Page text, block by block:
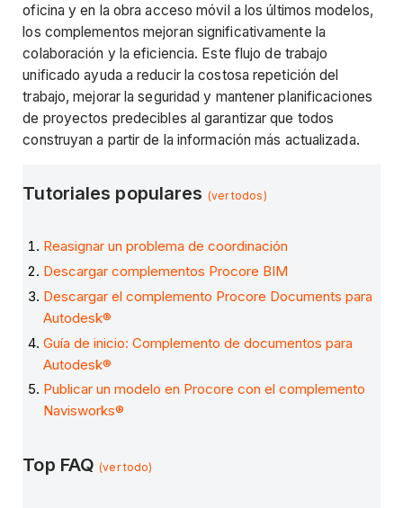
oficina y en la obra acceso móvil a los últimos modelos,
los complementos mejoran significativamente la
colaboración y la eficiencia. Este flujo de trabajo
unificado ayuda a reducir la costosa repetición del
trabajo, mejorar la seguridad y mantener planificaciones
de proyectos predecibles al garantizar que todos
construyan a partir de la información más actualizada.
Tutoriales populares (ver todos)
Reasignar un problema de coordinación
Descargar complementos Procore BIM
Descargar el complemento Procore Documents para
Autodesk®
Guía de inicio: Complemento de documentos para
Autodesk®
Publicar un modelo en Procore con el complemento
Navisworks®
Top FAQ(ver todo)